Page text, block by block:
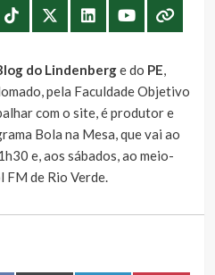
do Lindenberge do PE,
pela Faculdade Objetivo
com o site, é produtor e
Bola na Mesa, que vai ao
e, aos sábados, ao meio-
FM de Rio Verde.